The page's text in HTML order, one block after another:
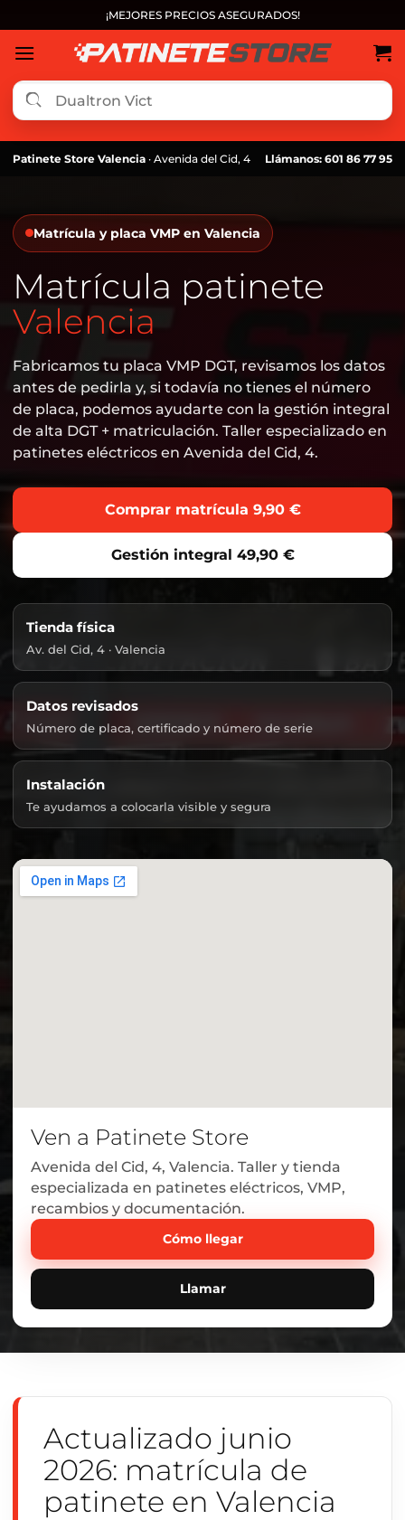
al
contenido
¡MEJORES PRECIOS ASEGURADOS!
Patinete Store Valencia · Avenida del Cid, 4 Llámanos: 601 86 77 95
Matrícula y placa VMP en Valencia
Matrícula patinete
Valencia
Fabricamos tu placa VMP DGT, revisamos los datos
antes de pedirla y, si todavía no tienes el número
de placa, podemos ayudarte con la gestión integral
de alta DGT + matriculación. Taller especializado en
patinetes eléctricos en Avenida del Cid, 4.
Comprar matrícula 9,90 €
Gestión integral 49,90 €
Tienda física
Av. del Cid, 4 · Valencia
Datos revisados
Número de placa, certificado y número de serie
Instalación
Te ayudamos a colocarla visible y segura
Ven a Patinete Store
Avenida del Cid, 4, Valencia. Taller y tienda
especializada en patinetes eléctricos, VMP,
recambios y documentación.
Cómo llegar
Llamar
Actualizado junio
2026: matrícula de
patinete en Valencia